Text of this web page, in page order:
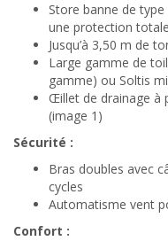
Store banne de
une protection
Jusqu’à 3,50 m de
Large gamme de
gamme) ou Soltis
Œillet de drainage à
(image 1)
Sécurité :
Bras doubles avec
cycles
Automatisme vent
Confort :